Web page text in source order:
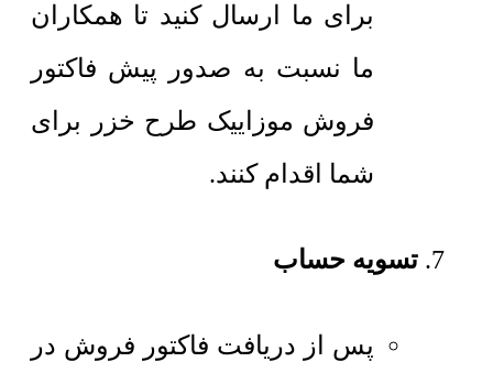
برای ما ارسال کنید تا همکاران
ما نسبت به صدور پیش فاکتور
فروش موزاییک طرح خزر برای
شما اقدام کنند.
تسویه حساب
پس از دریافت فاکتور فروش در